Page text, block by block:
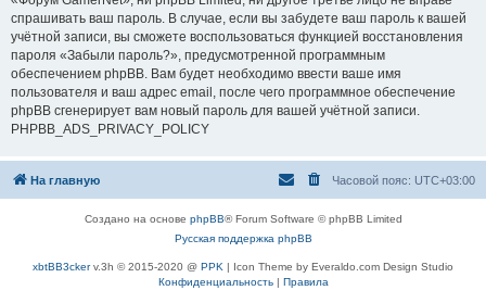
спрашивать ваш пароль. В случае, если вы забудете ваш пароль к вашей
учётной записи, вы сможете воспользоваться функцией восстановления
пароля «Забыли пароль?», предусмотренной программным
обеспечением phpBB. Вам будет необходимо ввести ваше имя
пользователя и ваш адрес email, после чего программное обеспечение
phpBB сгенерирует вам новый пароль для вашей учётной записи.
PHPBB_ADS_PRIVACY_POLICY
На главную Часовой пояс: UTC+03:00
Создано на основе phpBB® Forum Software © phpBB Limited
Русская поддержка phpBB
xbtBB3ckerv.3h © 2015-2020 @ PPK | Icon Theme by Everaldo.com Design Studio
Конфиденциальность| Правила